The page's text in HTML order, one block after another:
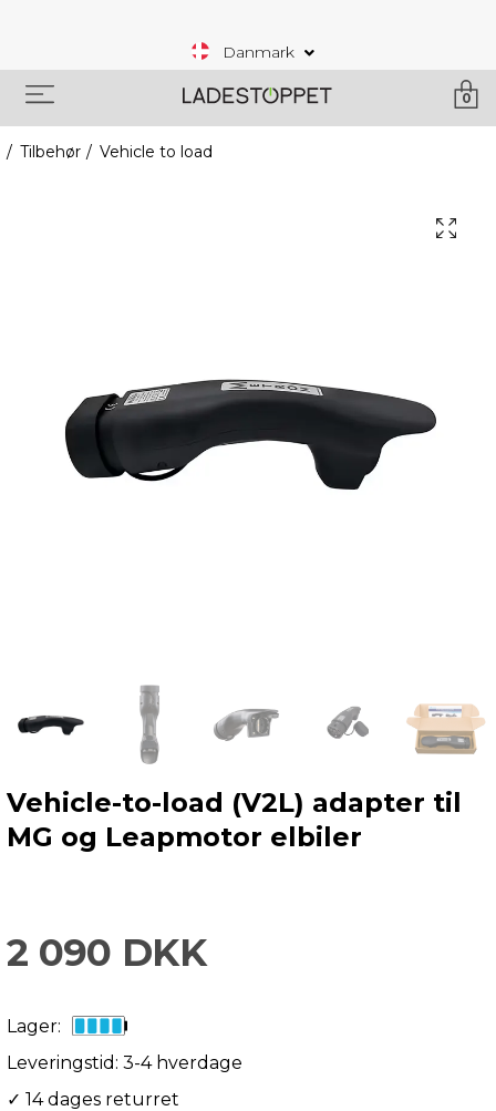
Danmark
0
Tilbehør Vehicle to load
Vehicle-to-load (V2L) adapter til
MG og Leapmotor elbiler
2 090 DKK
Lager:
Leveringstid: 3-4 hverdage
✓ 14 dages returret